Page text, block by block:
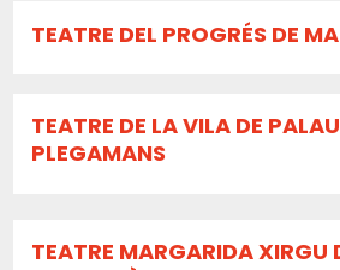
TEATRE DEL PROGRÉS DE
TEATRE DE LA VILA DE
PLEGAMANS
TEATRE MARGARIDA XIRGU